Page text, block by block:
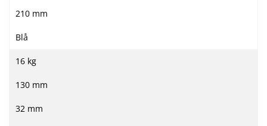
210 mm
Blå
16 kg
130 mm
32 mm